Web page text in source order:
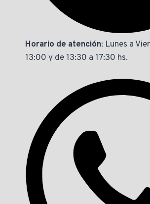
Horario de atención: Lunes a
13:00 y de 13:30 a 17:30 hs.